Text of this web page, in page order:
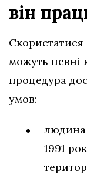
він
можуть певні
процедура
умов:
людина
1991